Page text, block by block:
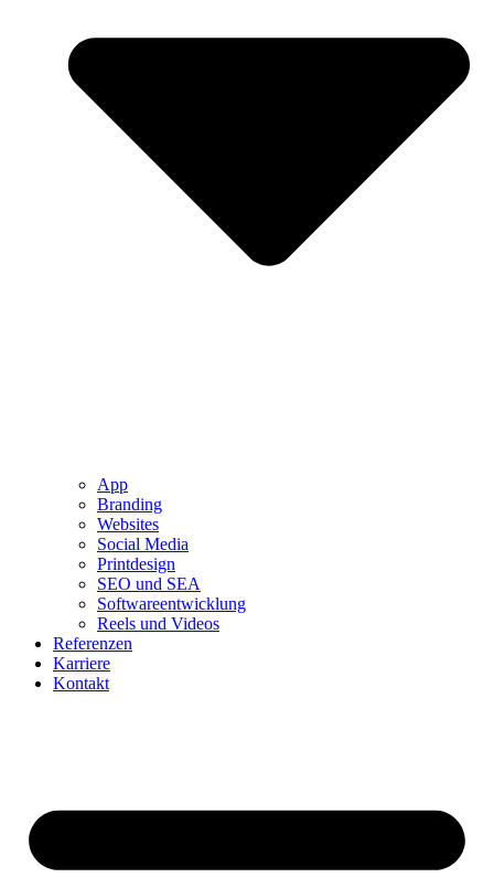
App
Branding
Websites
Social Media
Printdesign
SEO und SEA
Softwareentwicklung
Reels und Videos
Referenzen
Karriere
Kontakt